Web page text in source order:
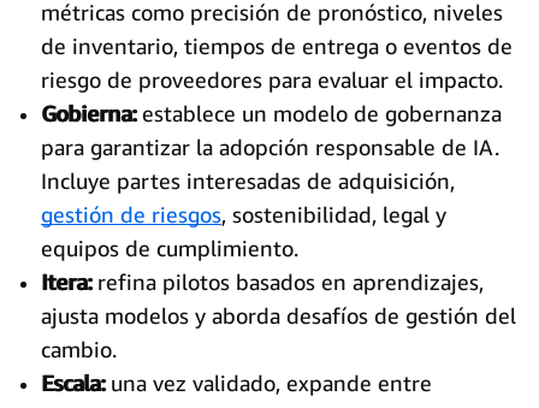
métricas como precisión de pronóstico, niveles
de inventario, tiempos de entrega o eventos de
riesgo de proveedores para evaluar el impacto.
Gobierna:establece un modelo de gobernanza
para garantizar la adopción responsable de IA.
Incluye partes interesadas de adquisición,
gestión de riesgos, sostenibilidad, legal y
equipos de cumplimiento.
Itera:refina pilotos basados en aprendizajes,
ajusta modelos y aborda desafíos de gestión del
cambio.
Escala:una vez validado, expande entre